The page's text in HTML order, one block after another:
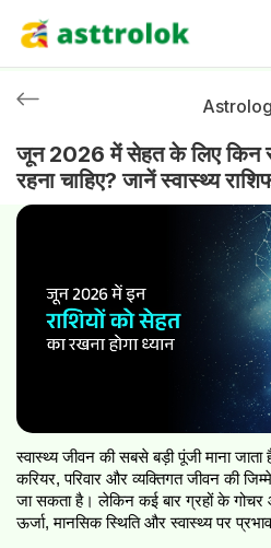
जून 2026 में सेहत के लिए किन
रहना चाहिए? जानें स्वास्थ्य
स्वास्थ्य जीवन की सबसे बड़ी पूंजी माना
करियर, परिवार और व्यक्तिगत जीवन की
जा सकता है। लेकिन कई बार ग्रहों के गोचर
ऊर्जा, मानसिक स्थिति और स्वास्थ्य पर